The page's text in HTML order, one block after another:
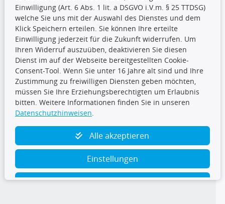
Folge uns
TecDoc Inside
Einwilligung (Art. 6 Abs. 1 lit. a DSGVO i.V.m. § 25 TTDSG)
welche Sie uns mit der Auswahl des Dienstes und dem
Klick Speichern erteilen. Sie können Ihre erteilte
Einwilligung jederzeit für die Zukunft widerrufen. Um
Ihren Widerruf auszuüben, deaktivieren Sie diesen
Dienst im auf der Webseite bereitgestellten Cookie-
Consent-Tool. Wenn Sie unter 16 Jahre alt sind und Ihre
Zustimmung zu freiwilligen Diensten geben möchten,
müssen Sie Ihre Erziehungsberechtigten um Erlaubnis
bitten. Weitere Informationen finden Sie in unseren
Datenschutzhinweisen.
Alle akzeptieren
Einstellungen
Ablehnen